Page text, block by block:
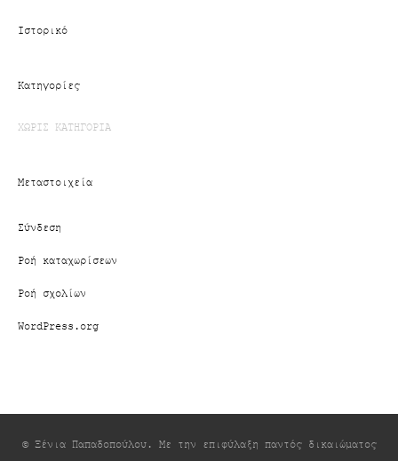
Ιστορικό
Kατηγορίες
ΧΩΡΊΣ ΚΑΤΗΓΟΡΊΑ
Μεταστοιχεία
Σύνδεση
Ροή καταχωρίσεων
Ροή σχολίων
WordPress.org
© Ξένια Παπαδοπούλου. Με την επιφύλαξη παντός δικαιώματος